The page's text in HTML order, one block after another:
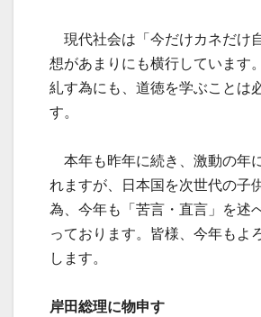
現代社会は「今だけカネだけ
想があまりにも横行しています
糺す為にも、道徳を学ぶことは
す。
本年も昨年に続き、激動の年
れますが、日本国を次世代の子
為、今年も「苦言・直言」を述
っております。皆様、今年もよ
します。
岸田総理に物申す